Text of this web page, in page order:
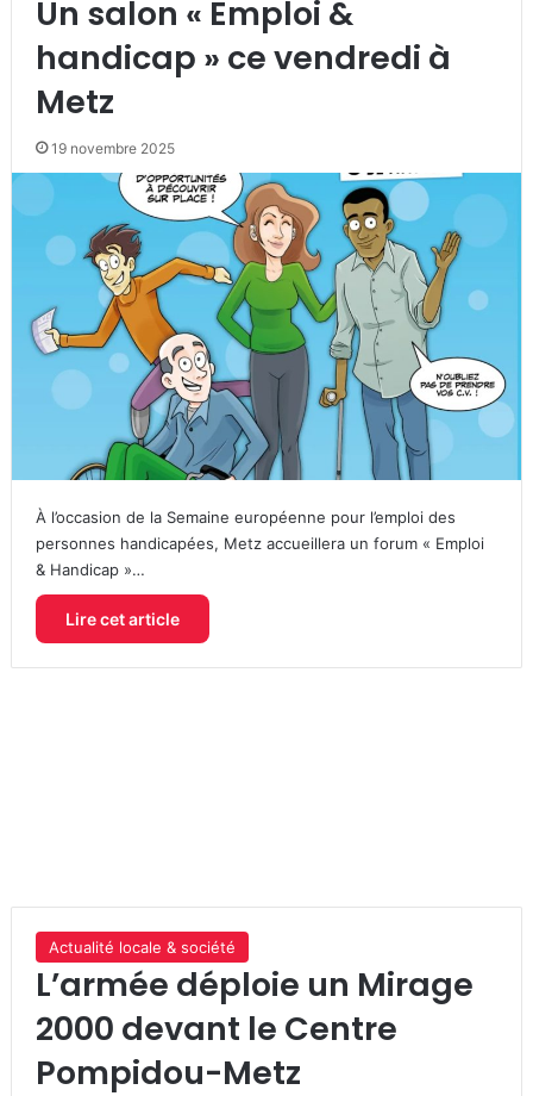
Un salon « Emploi &
handicap » ce vendredi à
Metz
19 novembre 2025
À l’occasion de la Semaine européenne pour l’emploi des
personnes handicapées, Metz accueillera un forum « Emploi
& Handicap »…
Lire cet article
Actualité locale & société
L’armée déploie un Mirage
2000 devant le Centre
Pompidou-Metz